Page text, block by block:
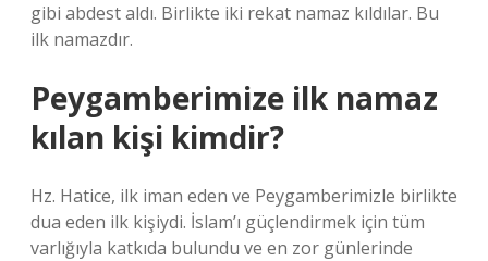
gibi abdest aldı. Birlikte iki rekat namaz kıldılar. Bu
ilk namazdır.
Peygamberimize ilk namaz
kılan kişi kimdir?
Hz. Hatice, ilk iman eden ve Peygamberimizle birlikte
dua eden ilk kişiydi. İslam’ı güçlendirmek için tüm
varlığıyla katkıda bulundu ve en zor günlerinde